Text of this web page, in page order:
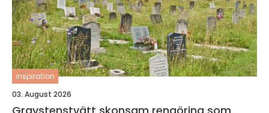
inspiration
03. August 2026